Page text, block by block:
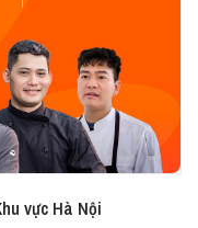
vực Hà Nội